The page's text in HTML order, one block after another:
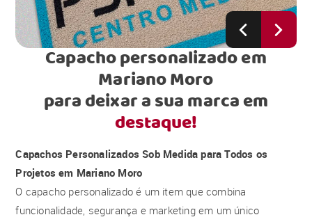
Capacho personalizado em
Mariano Moro
para deixar a sua marca em
destaque!
Capachos Personalizados Sob Medida para Todos os
Projetos em Mariano Moro
O capacho personalizado é um item que combina
funcionalidade, segurança e marketing em um único